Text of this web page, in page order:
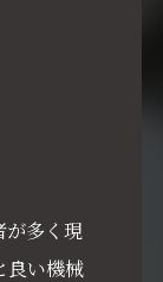
が多く現
良い機械